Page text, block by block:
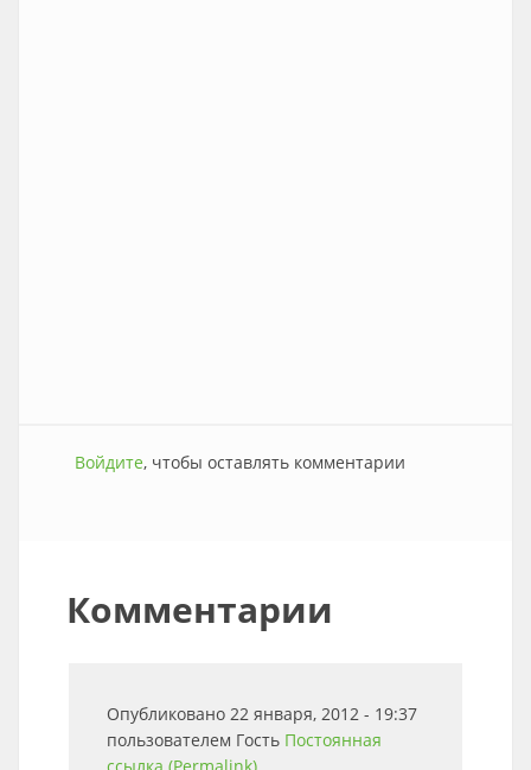
Войдите, чтобы оставлять комментарии
Комментарии
Опубликовано 22 января, 2012 - 19:37
пользователем Гость Постоянная